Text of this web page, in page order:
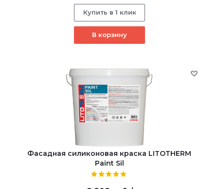
Купить в 1 клик
В корзину
Фасадная силиконовая краска LITOTHERM
Paint Sil